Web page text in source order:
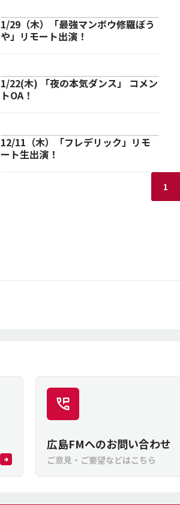
1/29（木）「最強マンボウ修羅ぼう
や」リモート出演！
1/22(木) 「夜の本気ダンス」 コメン
トOA！
12/11（木）「フレデリック」リモ
ート生出演！
1
広島FMへのお問い合わせ
ご意見・ご要望などはこちら